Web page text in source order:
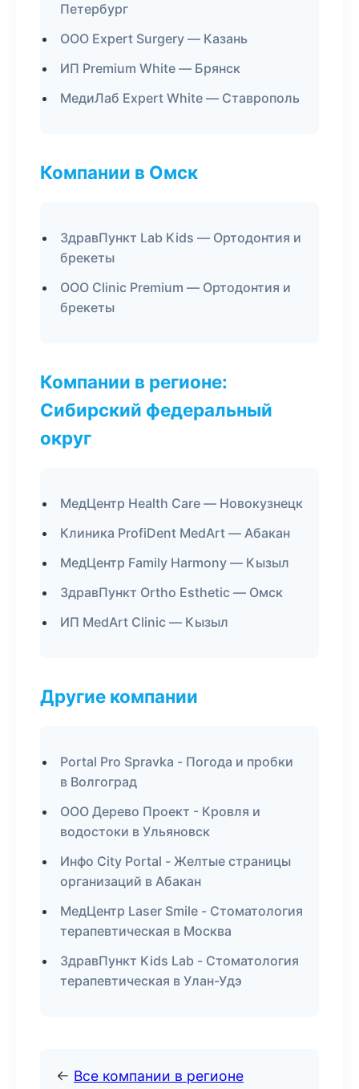
Петербург
ООО Expert Surgery — Казань
ИП Premium White — Брянск
МедиЛаб Expert White — Ставрополь
Компании в Омск
ЗдравПункт Lab Kids — Ортодонтия и
брекеты
ООО Clinic Premium — Ортодонтия и
брекеты
Компании в регионе:
Сибирский федеральный
округ
МедЦентр Health Care — Новокузнецк
Клиника ProfiDent MedArt — Абакан
МедЦентр Family Harmony — Кызыл
ЗдравПункт Ortho Esthetic — Омск
ИП MedArt Clinic — Кызыл
Другие компании
Portal Pro Spravka - Погода и пробки
в Волгоград
ООО Дерево Проект - Кровля и
водостоки в Ульяновск
Инфо City Portal - Желтые страницы
организаций в Абакан
МедЦентр Laser Smile - Стоматология
терапевтическая в Москва
ЗдравПункт Kids Lab - Стоматология
терапевтическая в Улан-Удэ
← Все компании в регионе